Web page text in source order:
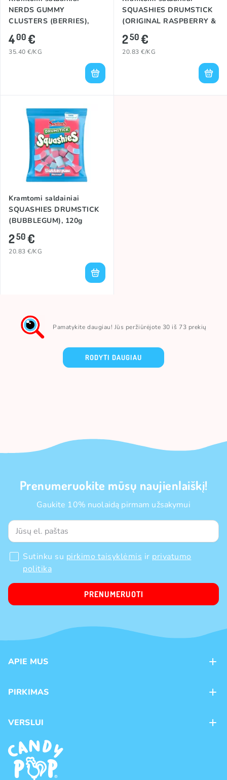
NERDS GUMMY
CLUSTERS (BERRIES),
113g
400€
35.40 €/KG
SQUASHIES DRUMSTICK
(ORIGINAL RASPBERRY &
MILK), 120g
250€
20.83 €/KG
Kramtomi saldainiai
SQUASHIES DRUMSTICK
(BUBBLEGUM), 120g
250€
20.83 €/KG
Pamatykite daugiau! Jūs peržiūrėjote 30 iš 73 prekių
RODYTI DAUGIAU
Prenumeruokite mūsų naujienlaiškį!
Gaukite 10% nuolaidą pirmam užsakymui
Sutinku su pirkimo taisyklėmis ir privatumo
politika
PRENUMERUOTI
APIE MUS
Kontaktai
Naujienos
Prekių ženklai
PIRKIMAS
Pristatymas
Prekių grąžinimas ir keitimas
Pirkimo taisyklės
Privatumo politika
VERSLUI
Franšizė
Didmeninė prekyba